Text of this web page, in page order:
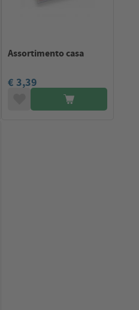
Assortimento casa
€ 3,39